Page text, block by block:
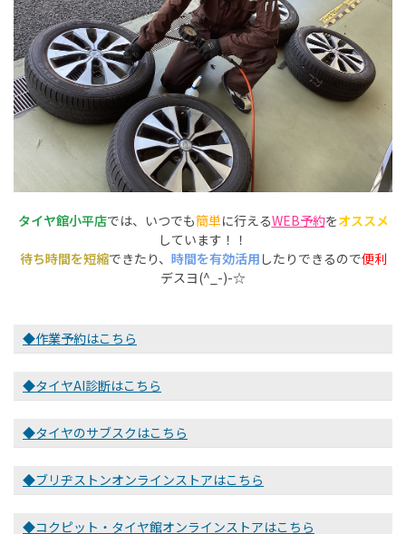
タイヤ館小平店では、いつでも簡単に行えるWEB予約をオススメ
しています！！
待ち時間を短縮できたり、 時間を有効活用 したりできるので便利
デスヨ(^_-)-☆
◆作業予約はこちら
◆タイヤAI診断はこちら
◆タイヤのサブスクはこちら
◆ブリヂストンオンラインストアはこちら
◆コクピット・タイヤ館オンラインストアはこちら